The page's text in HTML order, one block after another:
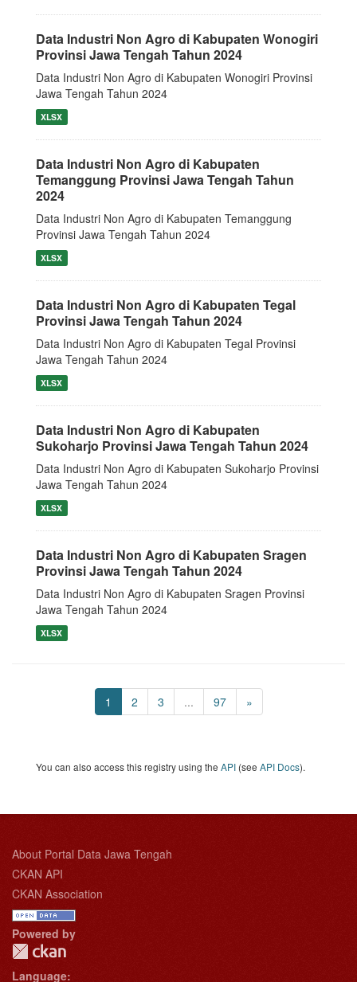
Data Industri Non Agro di Kabupaten Wonogiri
Provinsi Jawa Tengah Tahun 2024
Data Industri Non Agro di Kabupaten Wonogiri Provinsi
Jawa Tengah Tahun 2024
XLSX
Data Industri Non Agro di Kabupaten
Temanggung Provinsi Jawa Tengah Tahun
2024
Data Industri Non Agro di Kabupaten Temanggung
Provinsi Jawa Tengah Tahun 2024
XLSX
Data Industri Non Agro di Kabupaten Tegal
Provinsi Jawa Tengah Tahun 2024
Data Industri Non Agro di Kabupaten Tegal Provinsi
Jawa Tengah Tahun 2024
XLSX
Data Industri Non Agro di Kabupaten
Sukoharjo Provinsi Jawa Tengah Tahun 2024
Data Industri Non Agro di Kabupaten Sukoharjo Provinsi
Jawa Tengah Tahun 2024
XLSX
Data Industri Non Agro di Kabupaten Sragen
Provinsi Jawa Tengah Tahun 2024
Data Industri Non Agro di Kabupaten Sragen Provinsi
Jawa Tengah Tahun 2024
XLSX
1 2 3 ... 97 »
You can also access this registry using the API (see API Docs).
About Portal Data Jawa Tengah
CKAN API
CKAN Association
Powered by
Language